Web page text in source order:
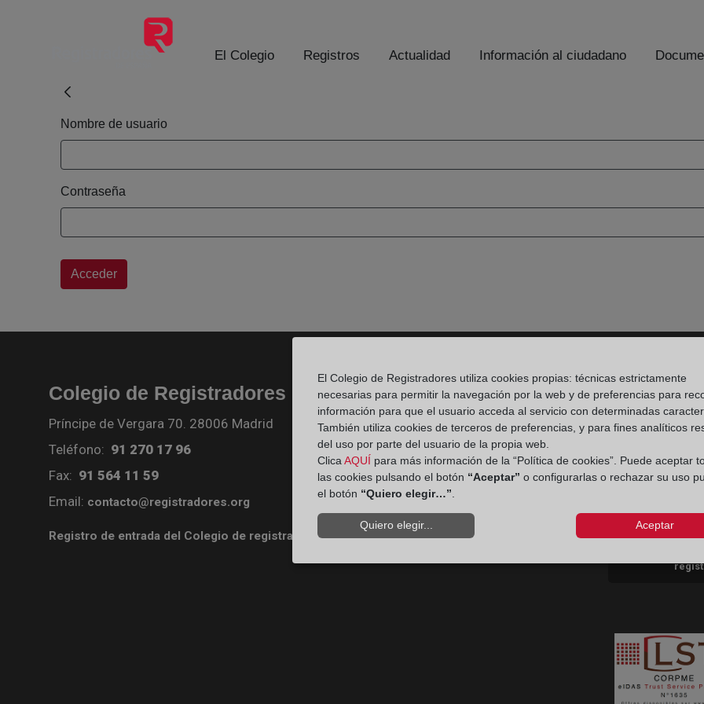
Saltar al contenido principal
El Colegio Registros Actualidad Información al ciudadano
Login
Nombre de usuario
Contraseña
Acceder
Colegio de Registradores
Príncipe de Vergara 70. 28006 Madrid
Teléfono: 91 270 17 96
Fax: 91 564 11 59
Email: contacto@registradores.org
Registro de entrada del Colegio de registradores
Ir a facebook (abre en ventana nueva)
Ir a twitter (abre en ventana nueva)
Ir a YouTube (abre en ventana
Ir a Flickr (abre en ventana
Ir a Linkedin (abre en ventana nueva)
Ir al Blog (abre en ventana nueva)
Ir a Instagram (abre en ventana
Contacto Consumidores
Teléfono:
Aviso
Política
Política de
El Colegio de Registradores utiliza cookies propias: técnicas estrictamente
necesarias para permitir la navegación por la web y de preferencias para
información para que el usuario acceda al servicio con determinadas
También utiliza cookies de terceros de preferencias, y para fines analíticos
del uso por parte del usuario de la propia web.
Clica AQUÍ para más información de la “Política de cookies”. Puede aceptar
las cookies pulsando el botón “Aceptar” o configurarlas o rechazar su uso
el botón “Quiero elegir…”
Quiero elegir... Aceptar